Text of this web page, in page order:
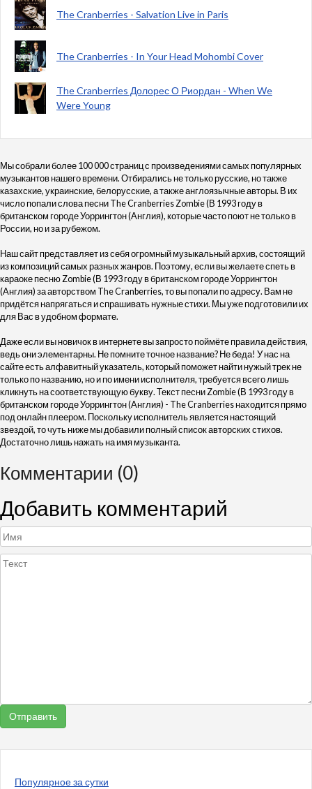
The Cranberries - Salvation Live in Paris
The Cranberries - In Your Head Mohombi Cover
The Cranberries Долорес О Риордан - When We
Were Young
Мы собрали более 100 000 страниц с произведениями самых популярных
музыкантов нашего времени. Отбирались не только русские, но также
казахские, украинские, белорусские, а также англоязычные авторы. В их
число попали слова песни The Cranberries Zombie (В 1993 году в
британском городе Уоррингтон (Англия), которые часто поют не только в
России, но и за рубежом.
Наш сайт представляет из себя огромный музыкальный архив, состоящий
из композиций самых разных жанров. Поэтому, если вы желаете спеть в
караоке песню Zombie (В 1993 году в британском городе Уоррингтон
(Англия) за авторством The Cranberries, то вы попали по адресу. Вам не
придётся напрягаться и спрашивать нужные стихи. Мы уже подготовили их
для Вас в удобном формате.
Даже если вы новичок в интернете вы запросто поймёте правила действия,
ведь они элементарны. Не помните точное название? Не беда! У нас на
сайте есть алфавитный указатель, который поможет найти нужый трек не
только по названию, но и по имени исполнителя, требуется всего лишь
кликнуть на соответствующую букву. Текст песни Zombie (В 1993 году в
британском городе Уоррингтон (Англия) - The Cranberries находится прямо
под онлайн плеером. Поскольку исполнитель является настоящий
звездой, то чуть ниже мы добавили полный список авторских стихов.
Достаточно лишь нажать на имя музыканта.
Комментарии (0)
Добавить комментарий
Популярное за сутки